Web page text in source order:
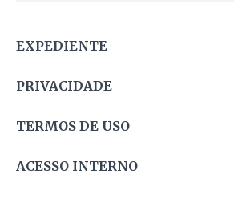
EXPEDIENTE
PRIVACIDADE
TERMOS DE USO
ACESSO INTERNO